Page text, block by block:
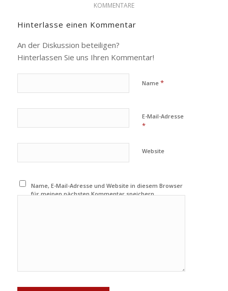
KOMMENTARE
Hinterlasse einen Kommentar
An der Diskussion beteiligen?
Hinterlassen Sie uns Ihren Kommentar!
Name *
E-Mail-Adresse
*
Website
Name, E-Mail-Adresse und Website in diesem Browser
für meinen nächsten Kommentar speichern.